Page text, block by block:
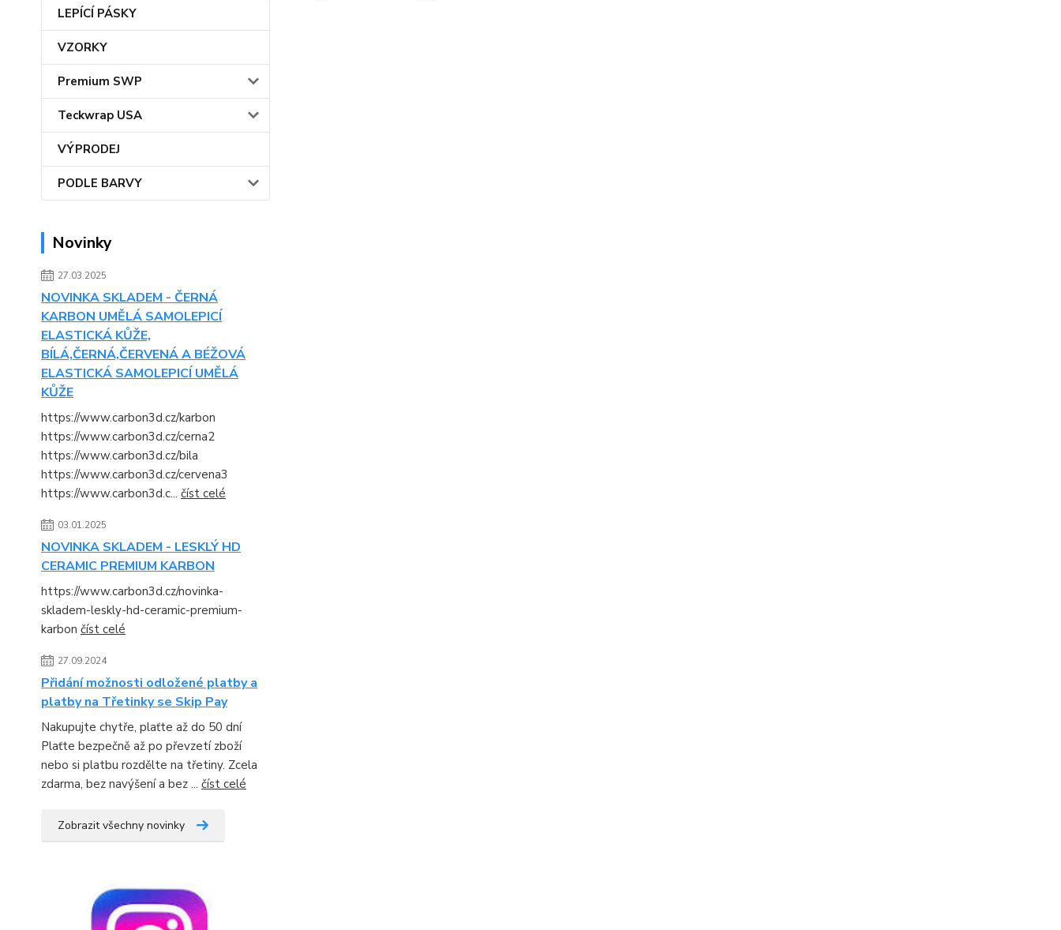
LEPÍCÍ PÁSKY
VZORKY
Premium SWP
Teckwrap USA
VÝPRODEJ
PODLE BARVY
Novinky
27.03.2025
NOVINKA SKLADEM - ČERNÁ
KARBON UMĚLÁ SAMOLEPICÍ
ELASTICKÁ KŮŽE,
BÍLÁ,ČERNÁ,ČERVENÁ A BÉŽOVÁ
ELASTICKÁ SAMOLEPICÍ UMĚLÁ
KŮŽE
https://www.carbon3d.cz/karbon
https://www.carbon3d.cz/cerna2
https://www.carbon3d.cz/bila
https://www.carbon3d.cz/cervena3
https://www.carbon3d.c... číst celé
03.01.2025
NOVINKA SKLADEM - LESKLÝ HD
CERAMIC PREMIUM KARBON
https://www.carbon3d.cz/novinka-
skladem-leskly-hd-ceramic-premium-
karbon číst celé
27.09.2024
Přidání možnosti odložené platby a
platby na Třetinky se Skip Pay
Nakupujte chytře, plaťte až do 50 dní
Plaťte bezpečně až po převzetí zboží
nebo si platbu rozdělte na třetiny. Zcela
zdarma, bez navýšení a bez ... číst celé
Zobrazit všechny novinky